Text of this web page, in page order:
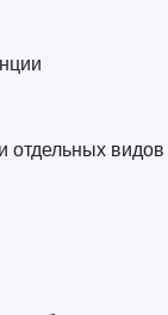
видов